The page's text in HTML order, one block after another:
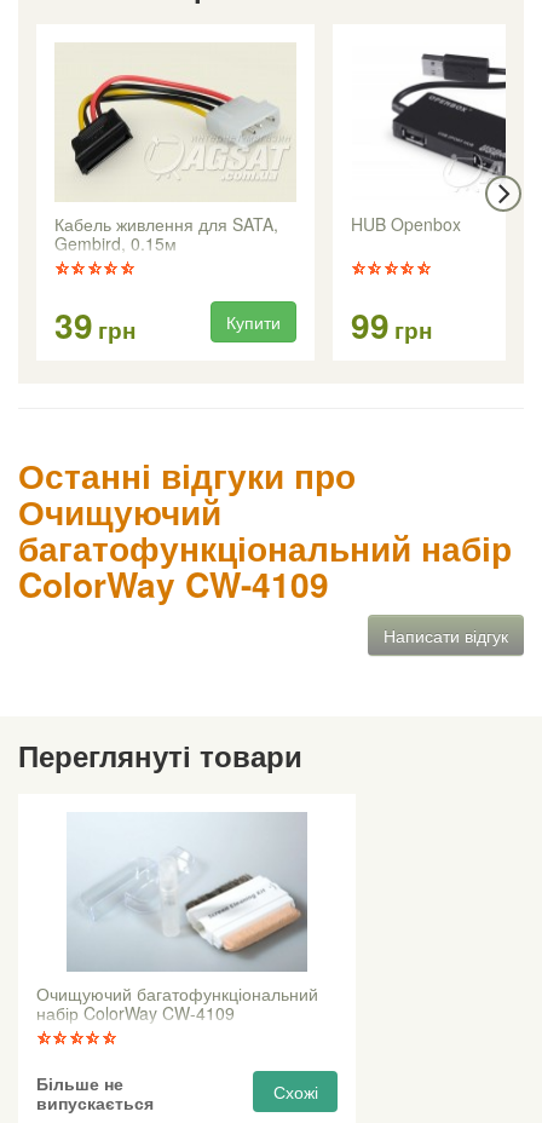
Кабель живлення для SATA,
Gembird, 0.15м
39 грн Купити
HUB Openbox
99 грн
Останні відгуки про
Очищуючий
багатофункціональний набір
ColorWay CW-4109
Написати відгук
Переглянуті товари
Очищуючий багатофункціональний
набір ColorWay CW-4109
Більше не
випускається
Схожі